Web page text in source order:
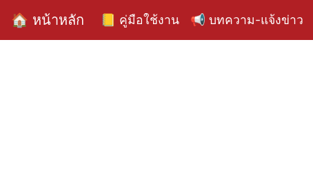
🏠 หน้าหลัก 📒 คู่มือใช้งาน 📢 บทความ-แจ้งข่าว